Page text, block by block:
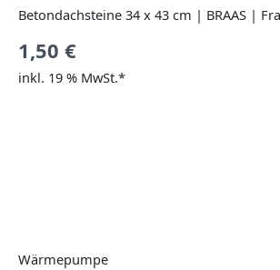
Betondachsteine 34 x 43 cm | BRAAS |
1,50 €
inkl. 19 % MwSt.*
Wärmepumpe